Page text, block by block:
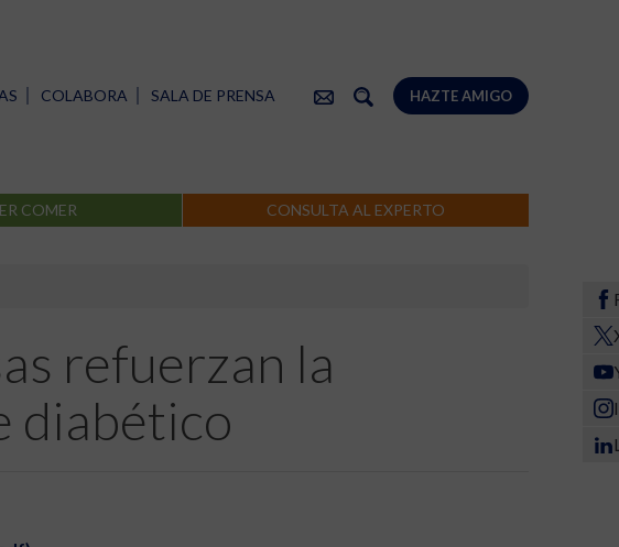
HAZTE AMIGO
COLABORA SALA DE PRENSA
COMER CONSULTA AL EXPERTO
refuerzan la
diabético